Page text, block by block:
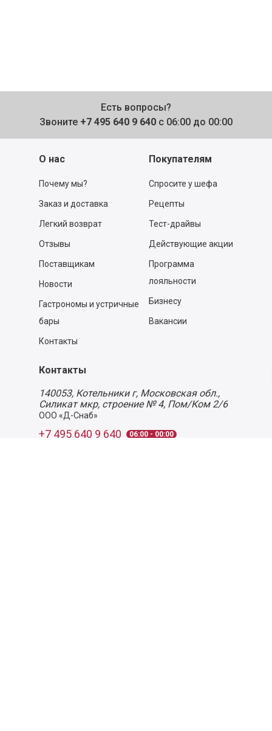
Есть вопросы?
Звоните +7 495 640 9 640 с 06:00 до 00:00
О нас
Почему мы?
Заказ и доставка
Легкий возврат
Отзывы
Поставщикам
Новости
Гастрономы и устричные
бары
Контакты
Покупателям
Спросите у шефа
Рецепты
Тест-драйвы
Действующие акции
Программа
лояльности
Бизнесу
Вакансии
Контакты
140053, Котельники г, Московская обл.,
Силикат мкр, строение № 4, Пом/Ком 2/6
ООО «Д-Снаб»
+7 495 640 9 640 06:00 - 00:00